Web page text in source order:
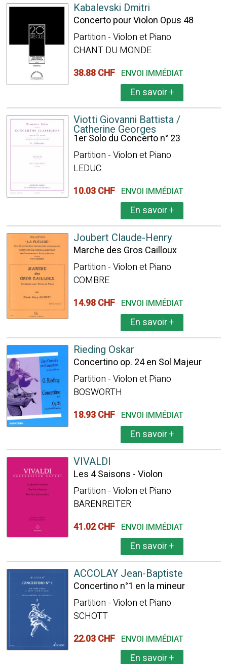
Kabalevski Dmitri
Concerto pour Violon Opus 48
Partition - Violon et Piano
CHANT DU MONDE
38.88 CHF ENVOI IMMÉDIAT
En savoir+
Viotti Giovanni Battista /
Catherine Georges
1er Solo du Concerto n° 23
Partition - Violon et Piano
LEDUC
10.03 CHF ENVOI IMMÉDIAT
En savoir+
Joubert Claude-Henry
Marche des Gros Cailloux
Partition - Violon et Piano
COMBRE
14.98 CHF ENVOI IMMÉDIAT
En savoir+
Rieding Oskar
Concertino op. 24 en Sol Majeur
Partition - Violon et Piano
BOSWORTH
18.93 CHF ENVOI IMMÉDIAT
En savoir+
VIVALDI
Les 4 Saisons - Violon
Partition - Violon et Piano
BÄRENREITER
41.02 CHF ENVOI IMMÉDIAT
En savoir+
ACCOLAY Jean-Baptiste
Concertino n°1 en la mineur
Partition - Violon et Piano
SCHOTT
22.03 CHF ENVOI IMMÉDIAT
En savoir+